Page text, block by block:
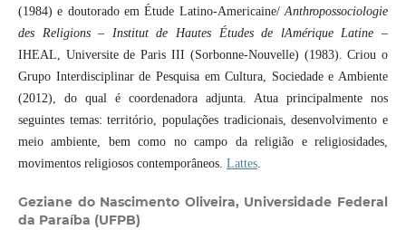
(1984) e doutorado em Étude Latino-Americaine/Anthropossociologie
des Religions – Institut de Hautes Études de lAmérique Latine –
IHEAL, Universite de Paris III (Sorbonne-Nouvelle) (1983). Criou o
Grupo Interdisciplinar de Pesquisa em Cultura, Sociedade e Ambiente
(2012), do qual é coordenadora adjunta. Atua principalmente nos
seguintes temas: território, populações tradicionais, desenvolvimento e
meio ambiente, bem como no campo da religião e religiosidades,
movimentos religiosos contemporâneos. Lattes.
Geziane do Nascimento Oliveira, Universidade Federal
da Paraíba (UFPB)